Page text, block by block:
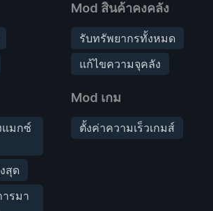
มกซ์
สุด
ารมา
Mod สินค้าคงคลัง
รับทรัพยากรทั้งหมด
แก้ไขความจุคลัง
Mod เกม
ตั้งค่าความเร็วเกมส์